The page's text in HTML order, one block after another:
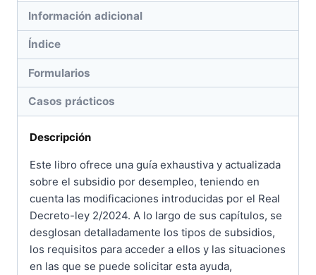
Información adicional
Índice
Formularios
Casos prácticos
Descripción
Este libro ofrece una guía exhaustiva y actualizada
sobre el subsidio por desempleo, teniendo en
cuenta las modificaciones introducidas por el Real
Decreto-ley 2/2024. A lo largo de sus capítulos, se
desglosan detalladamente los tipos de subsidios,
los requisitos para acceder a ellos y las situaciones
en las que se puede solicitar esta ayuda,